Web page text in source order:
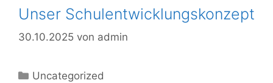
Unser Schulentwicklungskonzept
30.10.2025 von admin
Kategorien
Uncategorized